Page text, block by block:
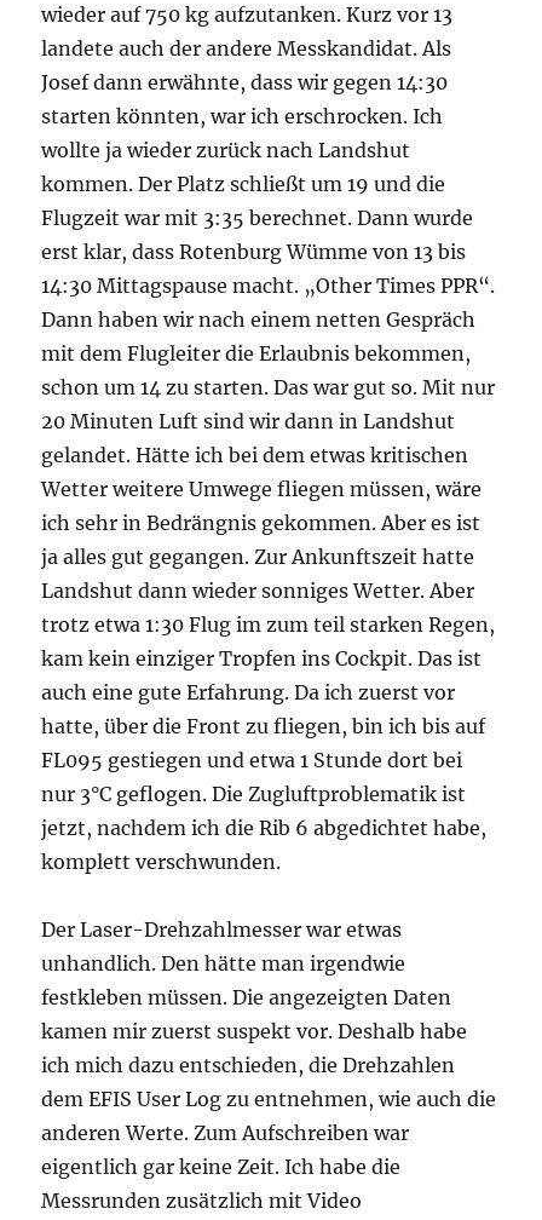
wieder auf 750 kg aufzutanken. Kurz vor 13
landete auch der andere Messkandidat. Als
Josef dann erwähnte, dass wir gegen 14:30
starten könnten, war ich erschrocken. Ich
wollte ja wieder zurück nach Landshut
kommen. Der Platz schließt um 19 und die
Flugzeit war mit 3:35 berechnet. Dann wurde
erst klar, dass Rotenburg Wümme von 13 bis
14:30 Mittagspause macht. „Other Times PPR“.
Dann haben wir nach einem netten Gespräch
mit dem Flugleiter die Erlaubnis bekommen,
schon um 14 zu starten. Das war gut so. Mit nur
20 Minuten Luft sind wir dann in Landshut
gelandet. Hätte ich bei dem etwas kritischen
Wetter weitere Umwege fliegen müssen, wäre
ich sehr in Bedrängnis gekommen. Aber es ist
ja alles gut gegangen. Zur Ankunftszeit hatte
Landshut dann wieder sonniges Wetter. Aber
trotz etwa 1:30 Flug im zum teil starken Regen,
kam kein einziger Tropfen ins Cockpit. Das ist
auch eine gute Erfahrung. Da ich zuerst vor
hatte, über die Front zu fliegen, bin ich bis auf
FL095 gestiegen und etwa 1 Stunde dort bei
nur 3°C geflogen. Die Zugluftproblematik ist
jetzt, nachdem ich die Rib 6 abgedichtet habe,
komplett verschwunden.
Der Laser-Drehzahlmesser war etwas
unhandlich. Den hätte man irgendwie
festkleben müssen. Die angezeigten Daten
kamen mir zuerst suspekt vor. Deshalb habe
ich mich dazu entschieden, die Drehzahlen
dem EFIS User Log zu entnehmen, wie auch die
anderen Werte. Zum Aufschreiben war
eigentlich gar keine Zeit. Ich habe die
Messrunden zusätzlich mit Video